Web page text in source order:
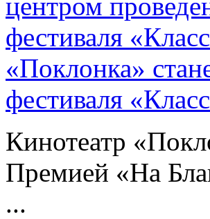
«Поклонка»
фестиваля
Кинотеатр
Премией «На
...